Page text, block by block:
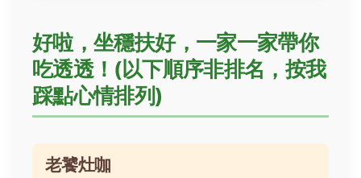
好啦，坐穩扶好，一家一家帶你
吃透透！(以下順序非排名，按我
踩點心情排列)
老饕灶咖